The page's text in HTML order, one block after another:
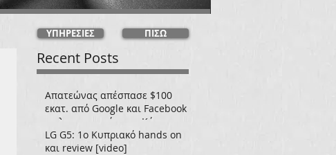
ΥΠΗΡΕΣΙΕΣ ΠΙΣΩ
Recent Posts
Απατεώνας απέσπασε $100
εκατ. από Google και Facebook
σε λογαριασμό στην Κύπρο.
LG G5: 1ο Κυπριακό hands on
και review [video]